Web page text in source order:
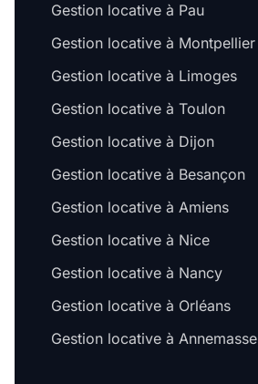
Gestion locative à Pau
Gestion locative à Montpellier
Gestion locative à Limoges
Gestion locative à Toulon
Gestion locative à Dijon
Gestion locative à Besançon
Gestion locative à Amiens
Gestion locative à Nice
Gestion locative à Nancy
Gestion locative à Orléans
Gestion locative à Annemasse